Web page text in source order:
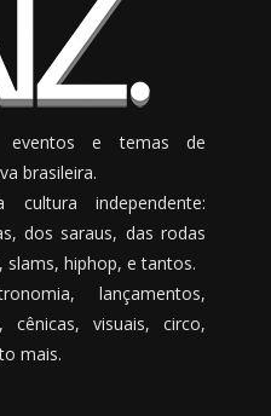
eventos e temas de
brasileira.
cultura independente:
dos saraus, das rodas
hiphop, e tantos.
lançamentos,
cênicas, visuais, circo,
mais.